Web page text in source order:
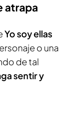
atrapa
Yo soy ellas
o una
de tal
sentir y